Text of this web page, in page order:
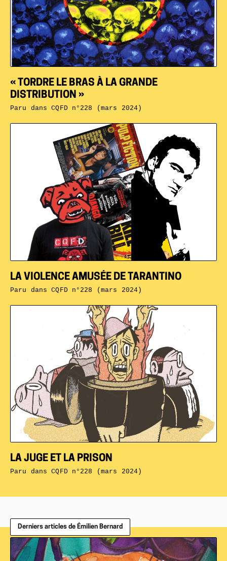
LA JUGE ET LA PRISON
Paru dansCQFD n°228 (mars 2024)
LA VIOLENCE AMUSÉE DE TARANTINO
Paru dansCQFD n°228 (mars 2024)
« TORDRE LE BRAS À LA GRANDE
DISTRIBUTION »
Paru dansCQFD n°228 (mars 2024)
Derniers articles de Émilien Bernard